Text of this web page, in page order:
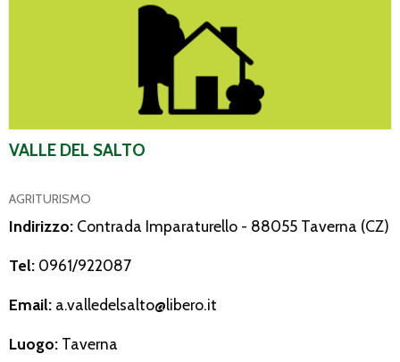
VALLE DEL SALTO
AGRITURISMO
Indirizzo: Contrada Imparaturello - 88055 Taverna (CZ)
Tel: 0961/922087
Email: a.valledelsalto@libero.it
Luogo: Taverna